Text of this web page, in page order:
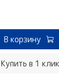
В корзину
Купить в 1 клик